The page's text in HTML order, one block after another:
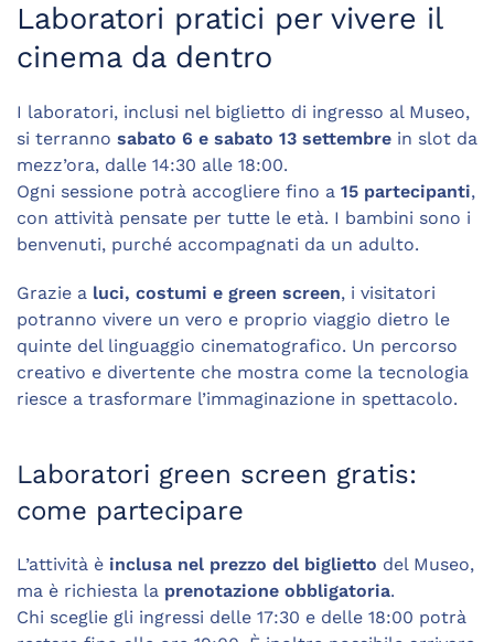
Laboratori pratici per vivere il
cinema da dentro
I laboratori, inclusi nel biglietto di ingresso al Museo,
si terranno sabato 6 e sabato 13 settembre in slot da
mezz’ora, dalle 14:30 alle 18:00.
Ogni sessione potrà accogliere fino a 15 partecipanti,
con attività pensate per tutte le età. I bambini sono i
benvenuti, purché accompagnati da un adulto.
Grazie a luci, costumi e green screen, i visitatori
potranno vivere un vero e proprio viaggio dietro le
quinte del linguaggio cinematografico. Un percorso
creativo e divertente che mostra come la tecnologia
riesce a trasformare l’immaginazione in spettacolo.
Laboratori green screen gratis:
come partecipare
L’attività è inclusa nel prezzo del biglietto del Museo,
ma è richiesta la prenotazione obbligatoria.
Chi sceglie gli ingressi delle 17:30 e delle 18:00 potrà